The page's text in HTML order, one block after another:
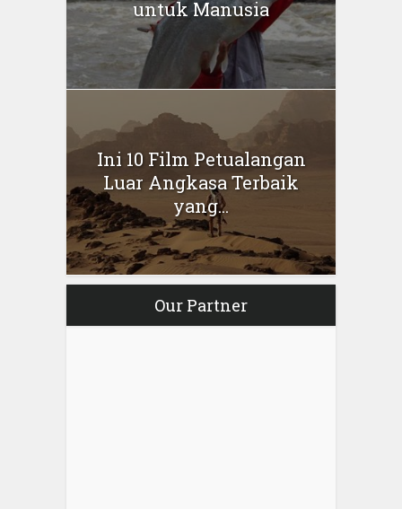
untuk Manusia
Ini 10 Film Petualangan
Luar Angkasa Terbaik
yang...
Our Partner